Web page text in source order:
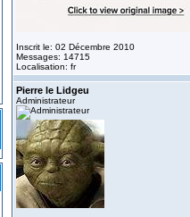
Inscrit le: 02 Décembre 2010
Messages: 14715
Localisation: fr
Pierre le Lidgeu
Administrateur